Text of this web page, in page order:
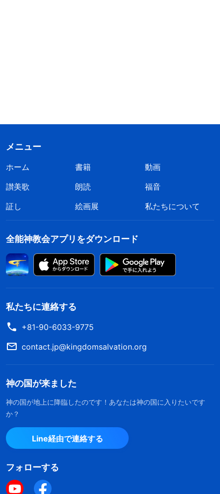
メニュー
ホーム 書籍
動画
讃美歌
朗読
福音
証し
絵画展 私たちについて
全能神教会アプリをダウンロード
私たちに連絡する
+81-90-6033-9775
contact.jp@kingdomsalvation.org
神の国が来ました
神の国が地上に降臨したのです！あなたは神の国に入りたいです
か？
Line経由で連絡する
フォローする